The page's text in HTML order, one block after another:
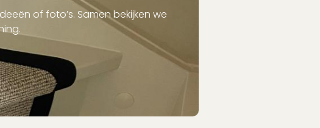
of foto’s. Samen bekijken we